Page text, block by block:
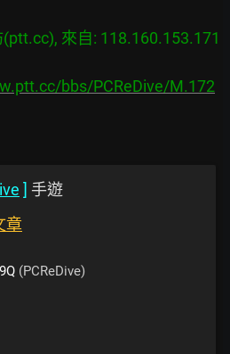
來自: 118.160.153.171
bbs/PCReDive/M.172
] 手遊
章
(PCReDive)